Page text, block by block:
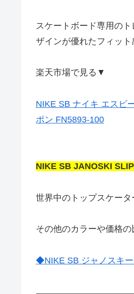
スケートボード専用の
ザインが優れたフィッ
楽天市場で見る▼
NIKE SB ナイキ エスビ
ポン FN5893-100
NIKE SB JANOSKI SLIP
世界中のトップスケー
その他のカラーや価格
◆NIKE SB ジャノスキ